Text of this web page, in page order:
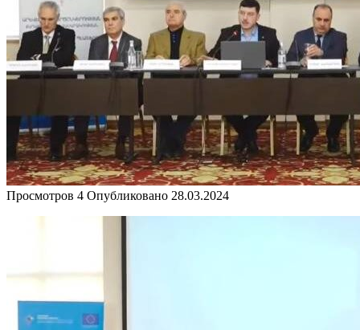
Просмотров 4 Опубликовано 28.03.2024